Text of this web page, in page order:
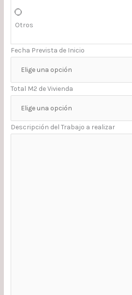
Otros
Fecha Prevista de Inicio
Total M2 de Vivienda
Descripción del Trabajo a realizar